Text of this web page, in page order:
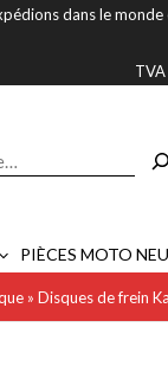
dans le
PIÈCES MOTO
» Disques de frein